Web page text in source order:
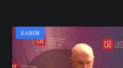
SABER